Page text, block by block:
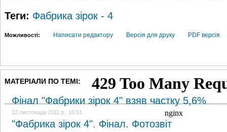
Теги: Фабрика зірок - 4
Можливості: Написати редактору Версія для друку PDF версія
МАТЕРІАЛИ ПО ТЕМІ:
Фінал "Фабрики зірок 4" взяв частку 5,6%
22 листопада 2011 р., 10:51
"Фабрика зірок 4". Фінал. Фотозвіт